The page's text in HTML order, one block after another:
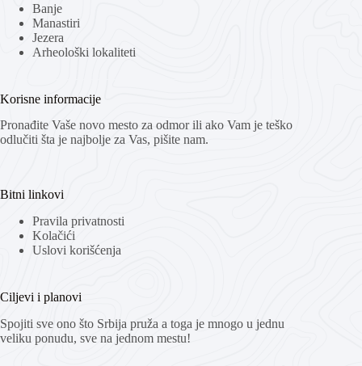
Banje
Manastiri
Jezera
Arheološki lokaliteti
Korisne informacije
Pronađite Vaše novo mesto za odmor ili ako Vam je teško
odlučiti šta je najbolje za Vas, pišite nam.
Bitni linkovi
Pravila privatnosti
Kolačići
Uslovi korišćenja
Ciljevi i planovi
Spojiti sve ono što Srbija pruža a toga je mnogo u jednu
veliku ponudu, sve na jednom mestu!